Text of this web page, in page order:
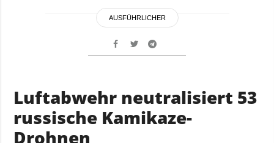
AUSFÜHRLICHER
Luftabwehr neutralisiert 53
russische Kamikaze-
Drohnen